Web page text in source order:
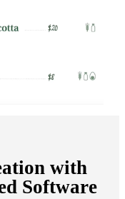
with
Software